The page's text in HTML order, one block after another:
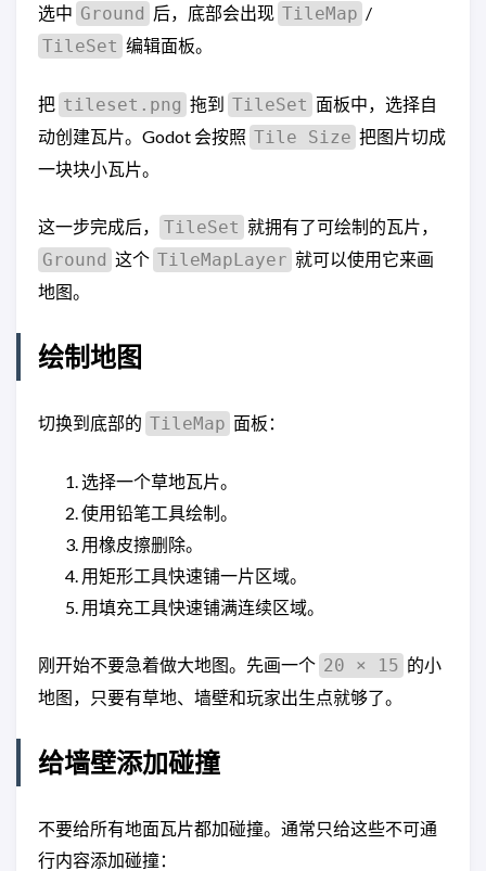
选中 Ground 后，底部会出现 TileMap /
TileSet 编辑面板。
把 tileset.png 拖到 TileSet 面板中，选择自
动创建瓦片。Godot 会按照 Tile Size 把图片切成
一块块小瓦片。
这一步完成后， TileSet 就拥有了可绘制的瓦片，
Ground 这个 TileMapLayer 就可以使用它来画
地图。
绘制地图
切换到底部的 TileMap 面板：
选择一个草地瓦片。
使用铅笔工具绘制。
用橡皮擦删除。
用矩形工具快速铺一片区域。
用填充工具快速铺满连续区域。
刚开始不要急着做大地图。先画一个 20 × 15 的小
地图，只要有草地、墙壁和玩家出生点就够了。
给墙壁添加碰撞
不要给所有地面瓦片都加碰撞。通常只给这些不可通
行内容添加碰撞：